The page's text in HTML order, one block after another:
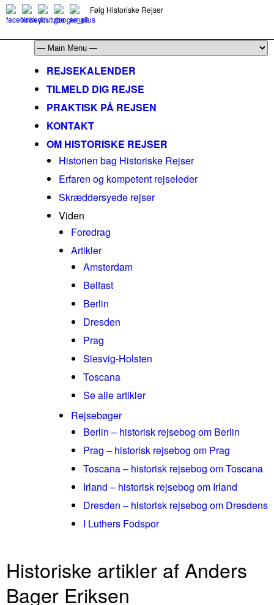
Følg Historiske Rejser
REJSEKALENDER
TILMELD DIG REJSE
PRAKTISK PÅ REJSEN
KONTAKT
OM HISTORISKE REJSER
Historien bag Historiske Rejser
Erfaren og kompetent rejseleder
Skræddersyede rejser
Viden
Foredrag
Artikler
Amsterdam
Belfast
Berlin
Dresden
Prag
Slesvig-Holsten
Toscana
Se alle artikler
Rejsebøger
Berlin – historisk rejsebog om Berlin
Prag – historisk rejsebog om Prag
Toscana – historisk rejsebog om Toscana
Irland – historisk rejsebog om Irland
Dresden – historisk rejsebog om Dresdens
I Luthers Fodspor
Historiske artikler af Anders
Bager Eriksen